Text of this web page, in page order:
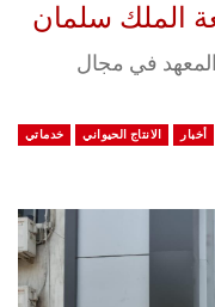
الملك سلمان
في مجال
أخبار الانتاج الحيواني خدماتي